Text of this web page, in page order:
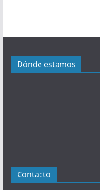
i
Dónde estamos
Contacto